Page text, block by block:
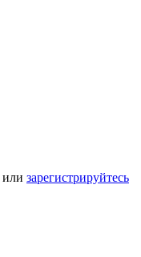
или зарегистрируйтесь